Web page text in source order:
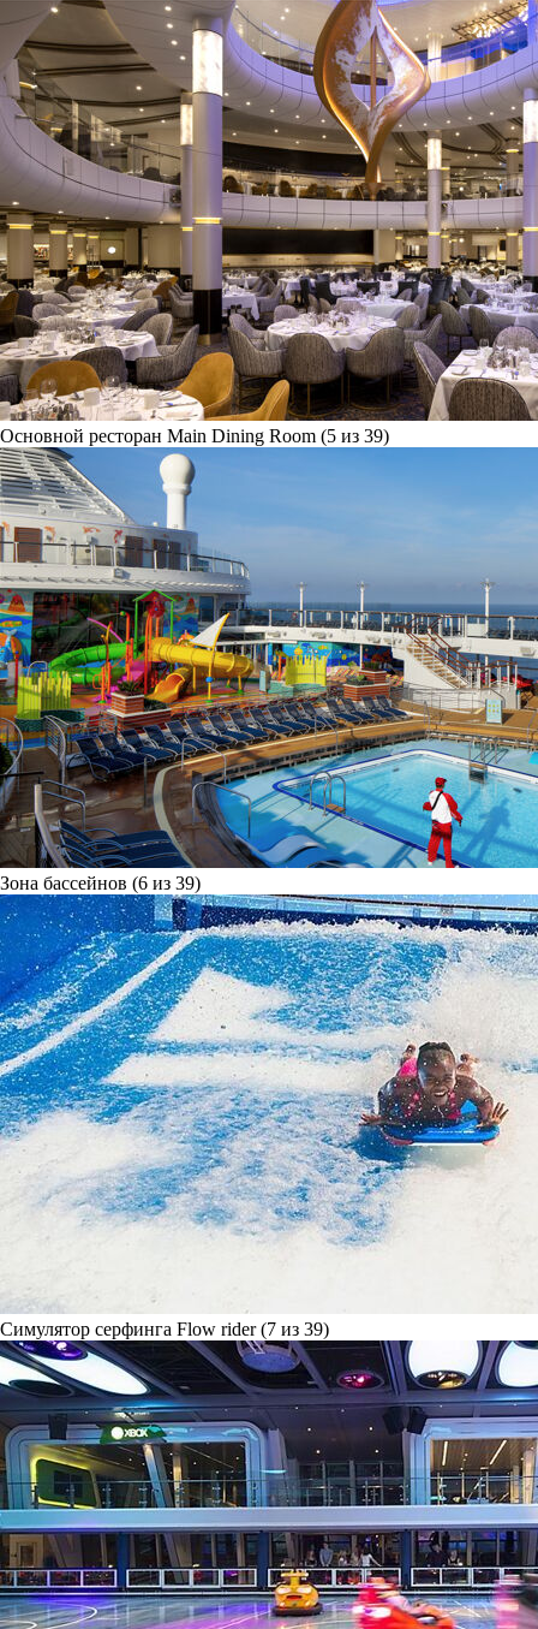
Основной ресторан Main Dining Room (5 из 39)
Зона бассейнов (6 из 39)
Симулятор серфинга Flow rider (7 из 39)